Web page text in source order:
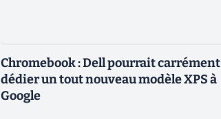
Chromebook : Dell pourrait carrément
dédier un tout nouveau modèle XPS à
Google